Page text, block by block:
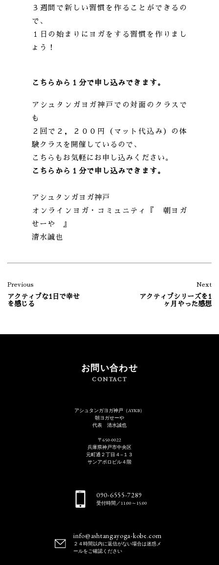
３週間で新しい習慣を作ることができるの
で、
１日の始まりにヨガをする習慣を作りまし
ょう！
こちらから１分で申し込みできます。
アシュタンガヨガ神戸での対面のクラスで
も
２回で２，２００円（マット代込み）の体
験クラスを開催しているので、
こちらもお気軽にお申し込みください。
こちらから１分で申し込みできます。
アシュタンガヨガ神戸
オンラインヨガ・コミュニティ『 朝ヨガ
せーや 』
清水誠也
Previous
アクティブな1日で幸せ
を感じる
Next
アクティブシリーズを1
ヶ月やった感想
お問い合わせ
CONTACT
アシュタンガヨガ神戸（AYKB）
朝ヨガせーや
代表 清水誠也
〒650-0022
兵庫県神戸市中央区
元町通２丁目４−１３
サンアポロビル４階
090-6555-7289
受付時間／11:00～15:00
info@ashtangayoga-kobe.com
２４時間以内に返信がない場合は迷惑メ
ールをご確認ください